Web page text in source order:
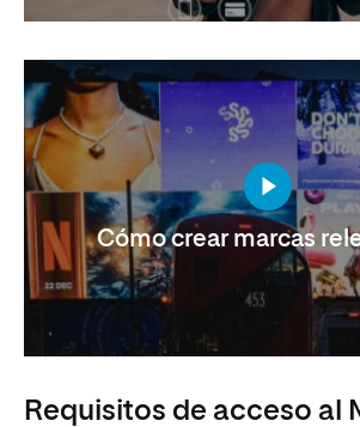
Cómo crear marcas
Requisitos de acceso al